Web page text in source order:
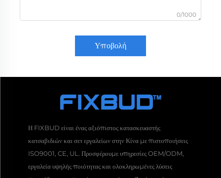
0/1000
Υποβολή
Η FIXBUD είναι ένας αξιόπιστος κατασκευαστής
κατσαβιδιών και σετ εργαλείων στην Κίνα με πιστοποιήσεις
ISO9001, CE, UL. Προσφέρουμε υπηρεσίες OEM/ODM,
εργαλεία υψηλής ποιότητας και ολοκληρωμένες λύσεις